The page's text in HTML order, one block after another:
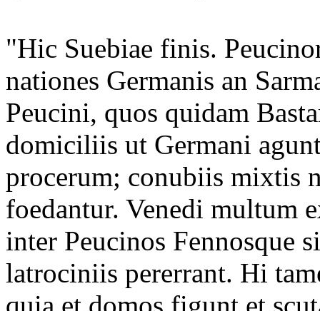
"Hic Suebiae finis.
nationes Germanis an
Peucini, quos quidam
domiciliis ut Germani
procerum; conubiis mixtis
foedantur. Venedi multum
inter Peucinos Fennosque
latrociniis pererrant. Hi
quia et domos figunt et